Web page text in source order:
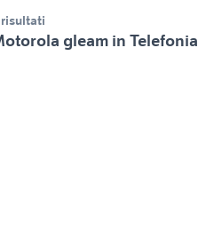
gleam in Telefonia